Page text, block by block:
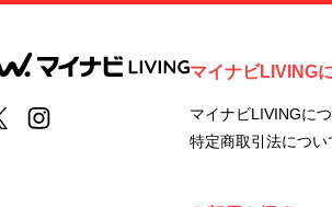
マイナビLIVING
マイナビLIVINGに
特定商取引法につい